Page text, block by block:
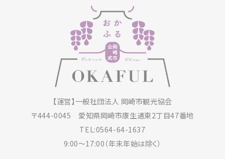
【運営】一般社団法人 岡崎市観光協会
〒444-0045 愛知県岡崎市康生通東2丁目47番地
TEL:0564-64-1637
9:00～17:00（年末年始は除く）